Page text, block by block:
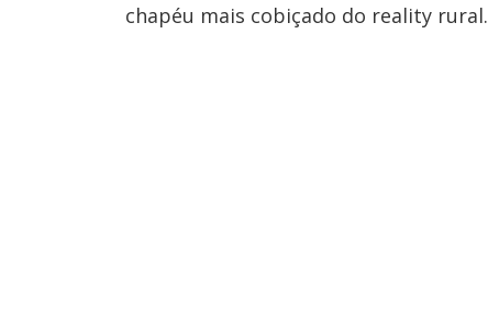
chapéu mais cobiçado do reality rural.